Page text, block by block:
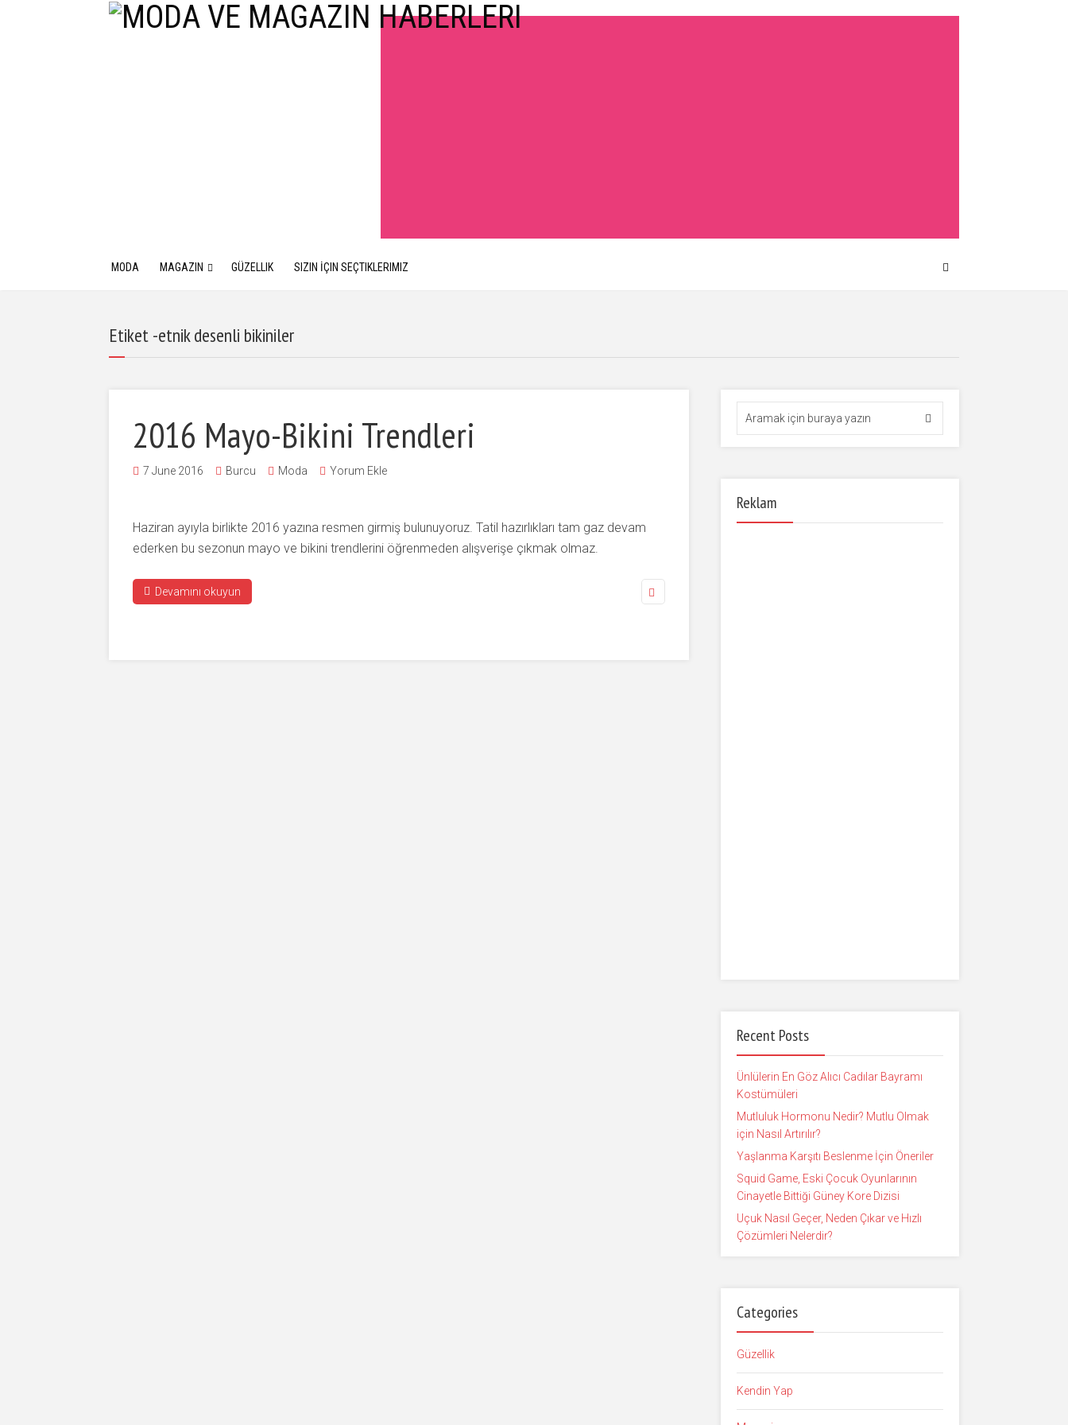
MODA MAGAZIN GÜZELLIK SIZIN İÇIN SEÇTIKLERIMIZ
Etiket -etnik desenli bikiniler
2016 Mayo-Bikini Trendleri
7 June 2016 Burcu Moda Yorum Ekle
Haziran ayıyla birlikte 2016 yazına resmen girmiş bulunuyoruz. Tatil hazırlıkları tam gaz devam
ederken bu sezonun mayo ve bikini trendlerini öğrenmeden alışverişe çıkmak olmaz.
Devamını okuyun
Reklam
Recent Posts
Ünlülerin En Göz Alıcı Cadılar Bayramı
Kostümüleri
Mutluluk Hormonu Nedir? Mutlu Olmak
için Nasıl Artırılır?
Yaşlanma Karşıtı Beslenme İçin Öneriler
Squid Game, Eski Çocuk Oyunlarının
Cinayetle Bittiği Güney Kore Dizisi
Uçuk Nasıl Geçer, Neden Çıkar ve Hızlı
Çözümleri Nelerdir?
Categories
Güzellik
Kendin Yap